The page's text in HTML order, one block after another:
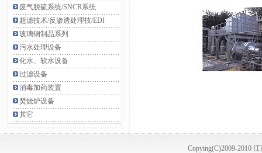
废气脱硫系统/SNCR系统
超滤技术/反渗透处理技/EDI
玻璃钢制品系列
污水处理设备
化水、软水设备
过滤设备
消毒加药装置
焚烧炉设备
其它
Copying(C)2009-2010